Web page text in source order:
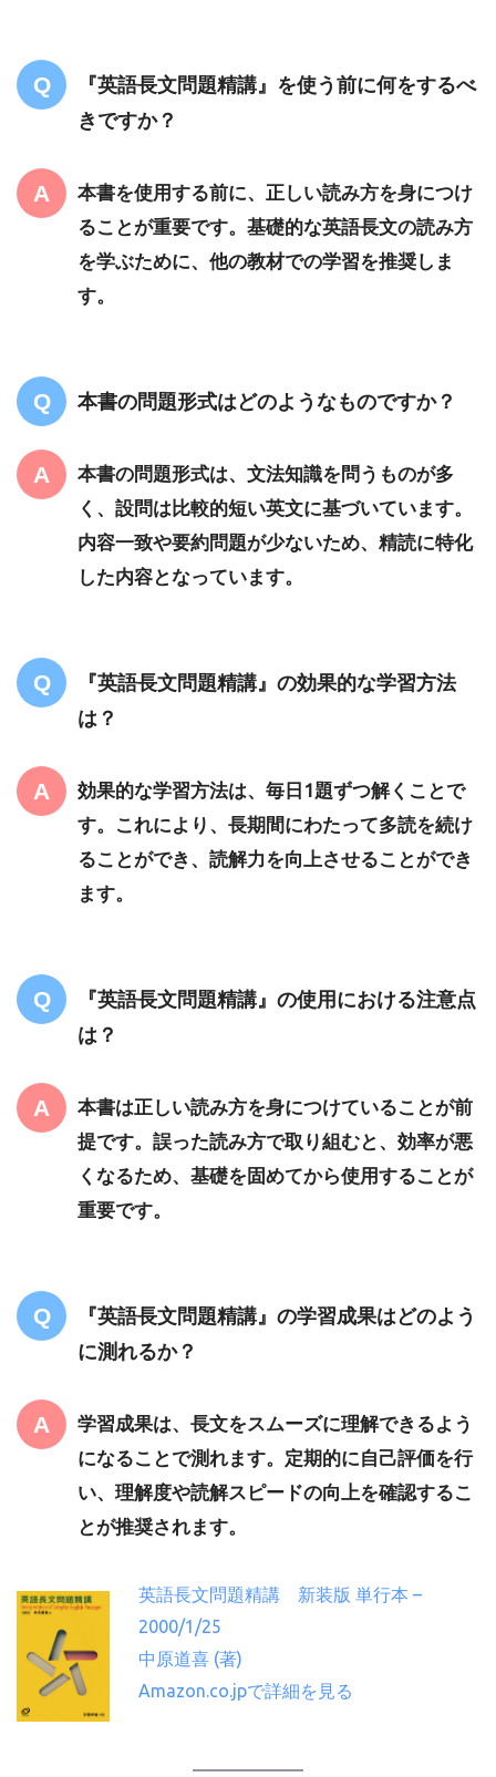
『英語長文問題精講』を使う前に何をするべ
きですか？
本書を使用する前に、正しい読み方を身につけ
ることが重要です。基礎的な英語長文の読み方
を学ぶために、他の教材での学習を推奨しま
す。
本書の問題形式はどのようなものですか？
本書の問題形式は、文法知識を問うものが多
く、設問は比較的短い英文に基づいています。
内容一致や要約問題が少ないため、精読に特化
した内容となっています。
『英語長文問題精講』の効果的な学習方法
は？
効果的な学習方法は、毎日1題ずつ解くことで
す。これにより、長期間にわたって多読を続け
ることができ、読解力を向上させることができ
ます。
『英語長文問題精講』の使用における注意点
は？
本書は正しい読み方を身につけていることが前
提です。誤った読み方で取り組むと、効率が悪
くなるため、基礎を固めてから使用することが
重要です。
『英語長文問題精講』の学習成果はどのよう
に測れるか？
学習成果は、長文をスムーズに理解できるよう
になることで測れます。定期的に自己評価を行
い、理解度や読解スピードの向上を確認するこ
とが推奨されます。
英語長文問題精講 新装版 単行本 –
2000/1/25
中原道喜 (著)
Amazon.co.jpで詳細を見る